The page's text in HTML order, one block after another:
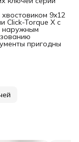
9x12
Click-Torque X с
наружным
пригодны